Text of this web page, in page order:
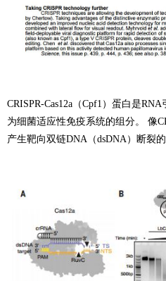
CRISPR-Cas12a（Cpf1）蛋白是
为细菌适应性免疫系统的组分。 像
产生靶向双链DNA（dsDNA）断裂